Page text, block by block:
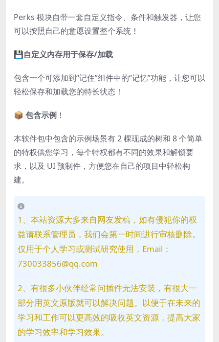
Perks 模块自带一套自定义指令、条件和触发器，让您
可以按照自己的意愿设置整个系统！
💾自定义内存用于保存/加载
包含一个可添加到“记住”组件中的“记忆”功能，让您可以
轻松保存和加载您的特长状态！
📦 包含示例 ！
本软件包中包含的示例场景有 2 棵现成的树和 8 个简单
的特权供您学习，每个特权都有不同的效果和解锁要
求，以及 UI 预制件，方便您在自己的项目中轻松构
建。
1、本站资源大多来自网友发稿，如有侵犯你的权
益请联系管理员，我们会第一时间进行审核删除。
仅用于个人学习或测试研究使用，Email：
730033856@qq.com
2、有很多小伙伴经常问插件无法安装，有很大一
部分用英文原版就可以解决问题。以便于在未来的
学习和工作可以更高效的吸收英文资源，提高大家
的学习效率和学习效果。